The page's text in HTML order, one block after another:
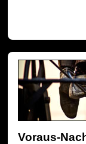
Voraus-